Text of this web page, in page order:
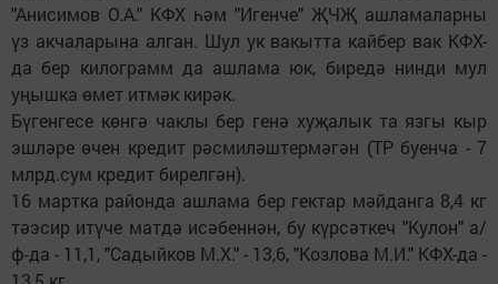
"Анисимов О.А." КФХ һәм "Игенче" ҖЧҖ ашламаларны
үз акчаларына алган. Шул ук вакытта кайбер вак КФХ-
да бер килограмм да ашлама юк, биредә нинди мул
уңышка өмет итмәк кирәк.
Бүгенгесе көнгә чаклы бер генә хуҗалык та язгы кыр
эшләре өчен кредит рәсмиләштермәгән (ТР буенча - 7
млрд.сум кредит бирелгән).
16 мартка районда ашлама бер гектар мәйданга 8,4 кг
тәэсир итүче матдә исәбеннән, бу күрсәткеч "Кулон" а/
ф-да - 11,1, "Садыйков М.Х." - 13,6, "Козлова М.И." КФХ-да -